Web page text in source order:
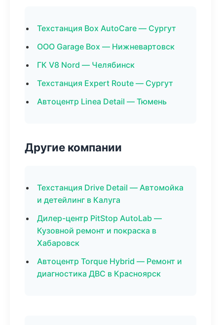
Техстанция Box AutoCare — Сургут
ООО Garage Box — Нижневартовск
ГК V8 Nord — Челябинск
Техстанция Expert Route — Сургут
Автоцентр Linea Detail — Тюмень
Другие компании
Техстанция Drive Detail — Автомойка
и детейлинг в Калуга
Дилер-центр PitStop AutoLab —
Кузовной ремонт и покраска в
Хабаровск
Автоцентр Torque Hybrid — Ремонт и
диагностика ДВС в Красноярск